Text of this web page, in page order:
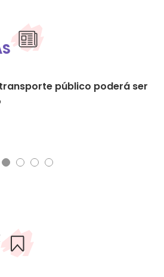
público poderá ser